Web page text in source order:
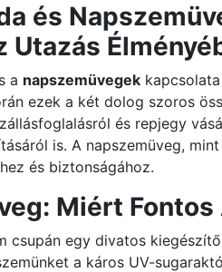
és
Utazás
a napszemüvegek
ezek a két dolog szoros
és repjegy
is. A napszemüveg,
és biztonságához.
Miért Fontos
csupán egy divatos
a káros UV-